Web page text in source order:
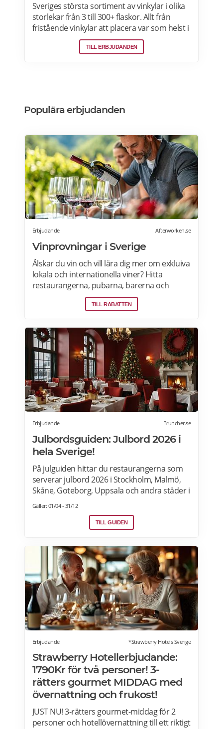
Sveriges största sortiment av vinkylar i olika
storlekar från 3 till 300+ flaskor. Allt från
fristående vinkylar att placera var som helst i
hemmet, till inbyggda eller integrerbara
vinkylar som elegant smälter in i
TILL ERBJUDANDEN
Populära erbjudanden
Erbjudande Afterworken.se
Vinprovningar i Sverige
Älskar du vin och vill lära dig mer om exkluiva
lokala och internationella viner? Hitta
restaurangerna, pubarna, barerna och
vingårdarna som erbjuder öppna och
privata vinprovningar för nybörjare och
Goteborg, Uppsala och andra städer i
Sverige. Läs mer om vinprovningar på
Afterworken.se.
TILL RABATTEN
Erbjudande Bruncher.se
Julbordsguiden: Julbord 2026 i
hela Sverige!
På julguiden hittar du restaurangerna som
serverar julbord 2026 i Stockholm, Malmö,
Skåne, Goteborg, Uppsala och andra städer i
Sverige. Hitta aktuella julshow och
underhållning samt julbordpaket med
övernattning på hotell, slott eller herrgård.
julfrukost, julkasse eller julcatering för
avhämtning, finns det också många
erbjudanden för dig. Läs mer om Julbord
2026 här.
Gäller: 01/04 - 31/12
TILL GUIDEN
Erbjudande *Strawberry Hotels Sverige
Strawberry Hotellerbjudande:
1790Kr för två personer! 3-
rätters gourmet MIDDAG med
övernattning och frukost!
JUST NU! 3-rätters gourmet-middag för 2
personer och hotellövernattning till ett riktigt